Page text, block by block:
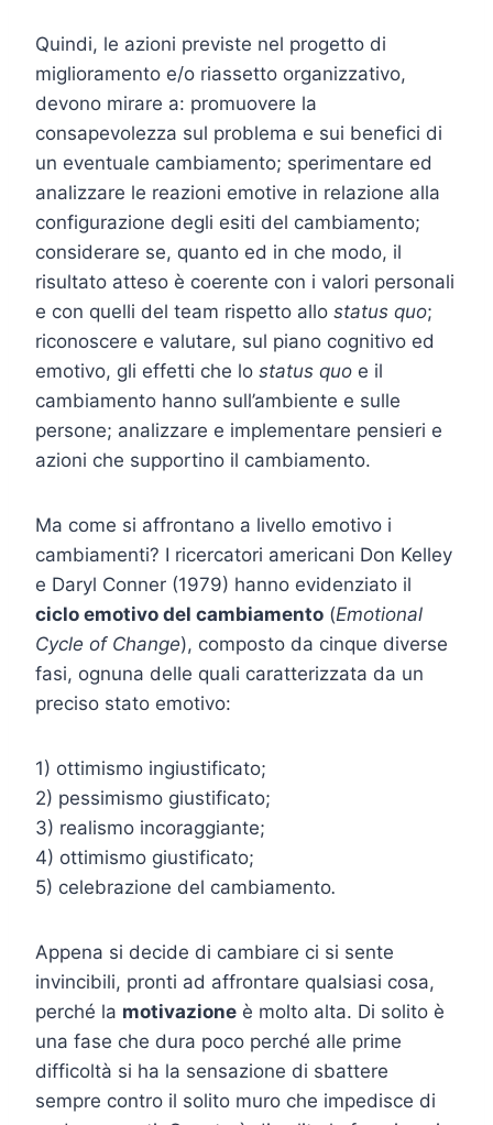
Quindi, le azioni previste nel progetto di
miglioramento e/o riassetto organizzativo,
devono mirare a: promuovere la
consapevolezza sul problema e sui benefici di
un eventuale cambiamento; sperimentare ed
analizzare le reazioni emotive in relazione alla
configurazione degli esiti del cambiamento;
considerare se, quanto ed in che modo, il
risultato atteso è coerente con i valori personali
e con quelli del team rispetto allo status quo;
riconoscere e valutare, sul piano cognitivo ed
emotivo, gli effetti che lo status quo e il
cambiamento hanno sull’ambiente e sulle
persone; analizzare e implementare pensieri e
azioni che supportino il cambiamento.
Ma come si affrontano a livello emotivo i
cambiamenti? I ricercatori americani Don Kelley
e Daryl Conner (1979) hanno evidenziato il
ciclo emotivo del cambiamento (Emotional
Cycle of Change), composto da cinque diverse
fasi, ognuna delle quali caratterizzata da un
preciso stato emotivo:
1) ottimismo ingiustificato;
2) pessimismo giustificato;
3) realismo incoraggiante;
4) ottimismo giustificato;
5) celebrazione del cambiamento.
Appena si decide di cambiare ci si sente
invincibili, pronti ad affrontare qualsiasi cosa,
perché la motivazione è molto alta. Di solito è
una fase che dura poco perché alle prime
difficoltà si ha la sensazione di sbattere
sempre contro il solito muro che impedisce di